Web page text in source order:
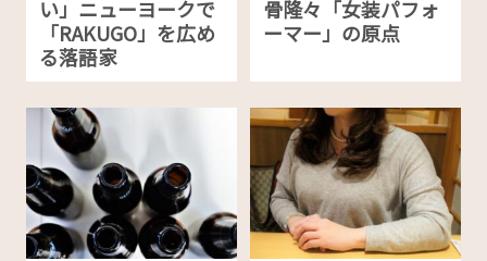
い」ニューヨークで
「RAKUGO」を広め
る落語家
骨隆々「女装パフォ
ーマー」の原点